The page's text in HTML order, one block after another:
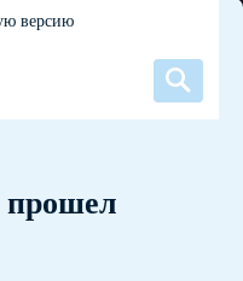
версию
прошел